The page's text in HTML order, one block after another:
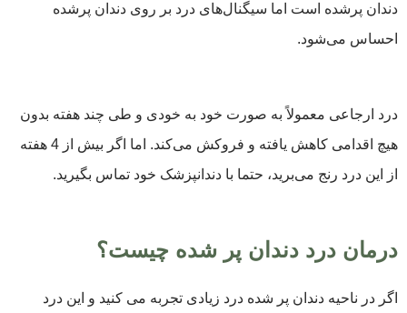
دندان پرشده است اما سیگنال‌های درد بر روی دندان پرشده
احساس می‌شود.
درد ارجاعی معمولاً به صورت خود به خودی و طی چند هفته بدون
هیچ اقدامی کاهش یافته و فروکش می‌کند. اما اگر بیش از 4 هفته
از این درد رنج می‌برید، حتما با دندانپزشک خود تماس بگیرید.
درمان درد دندان پر شده چیست؟
اگر در ناحیه دندان پر شده درد زیادی تجربه می کنید و این درد